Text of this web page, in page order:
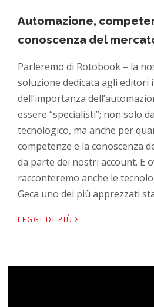
Automazione,
conoscenza del
Parleremo di Rotobook – la
soluzione dedicata agli editori
dell’importanza
essere “specialisti”; non solo
tecnologico, ma anche per
competenze e la conoscenza
da parte dei nostri account. E
racconteremo anche le
Geca uno dei più apprezzati
LEGGI DI PIÙ ›